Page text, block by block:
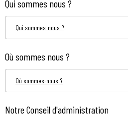
Qui sommes nous ?
Qui sommes-nous ?
Où sommes nous ?
Où sommes-nous ?
Notre Conseil d'administration